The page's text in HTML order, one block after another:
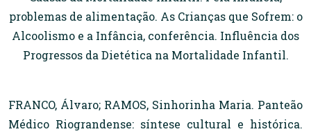
problemas de alimentação. As Crianças que Sofrem: o
Alcoolismo e a Infância, conferência. Influência dos
Progressos da Dietética na Mortalidade Infantil.
FRANCO, Álvaro; RAMOS, Sinhorinha Maria. Panteão
Médico Riograndense: síntese cultural e histórica.